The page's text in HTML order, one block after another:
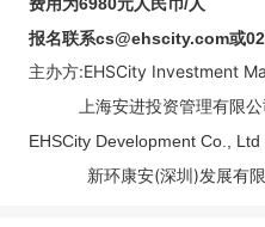
报名联系cs@ehscity.com或
主办方:EHSCity Investment
上海安进投资管理有限公
EHSCity Development Co., Ltd
新环康安(深圳)发展有